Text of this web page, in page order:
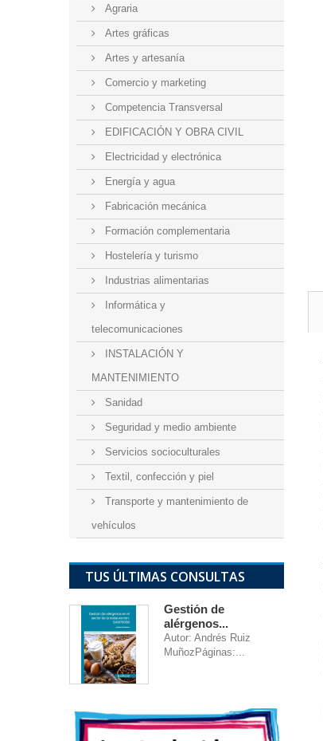
Agraria
Artes gráficas
Artes y artesanía
Comercio y marketing
Competencia Transversal
EDIFICACIÓN Y OBRA CIVIL
Electricidad y electrónica
Energía y agua
Fabricación mecánica
Formación complementaria
Hostelería y turismo
Industrias alimentarias
Informática y
telecomunicaciones
INSTALACIÓN Y
MANTENIMIENTO
Sanidad
Seguridad y medio ambiente
Servicios socioculturales
Textil, confección y piel
Transporte y mantenimiento de
vehículos
TUS ÚLTIMAS CONSULTAS
Gestión de
alérgenos...
Autor: Andrés Ruiz
MuñozPáginas:...